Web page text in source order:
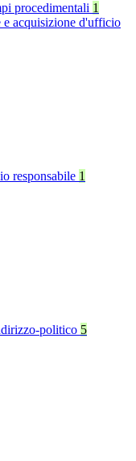
procedimentali 1
acquisizione d'ufficio
responsabile 1
politico 5